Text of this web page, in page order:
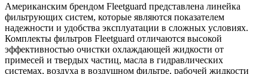
Американским брендом Fleetguard представлена линейка
фильтрующих систем, которые являются показателем
надежности и удобства эксплуатации в сложных условиях.
Комплекты фильтров Fleetguard отличаются высокой
эффективностью очистки охлаждающей жидкости от
примесей и твердых частиц, масла в гидравлических
системах, воздуха в воздушном фильтре, рабочей жидкости